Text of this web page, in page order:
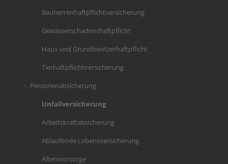
Bauherrenhaftpflichtversicherung
Gewässerschadenshaftpflicht
Haus und Grundbesitzerhaftpflicht
Tierhaftpflichtversicherung
Personenabsicherung
Unfallversicherung
Arbeitskraftabsicherung
Ablaufende Lebensversicherung
Altersvorsorge